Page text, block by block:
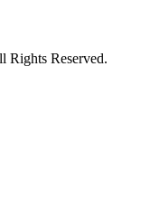
Rights Reserved.